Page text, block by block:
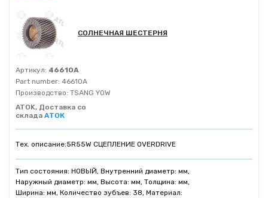
СОЛНЕЧНАЯ ШЕСТЕРНЯ
Артикул: 46610A
Part number: 46610A
Производство: TSANG YOW
ATOK, Доставка со
склада АТОК
Тех. описание:5R55W СЦЕПЛЕНИЕ OVERDRIVE
Тип состояния: НОВЫЙ, Внутренний диаметр: мм,
Наружный диаметр: мм, Высота: мм, Толщина: мм,
Ширина: мм, Количество зубъев: 38, Материал: